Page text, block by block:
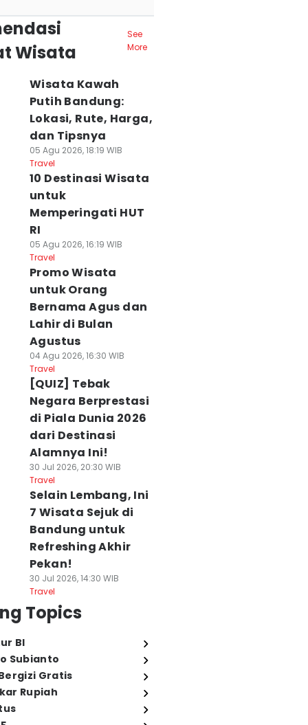
Wisata
See
More
Wisata Kawah
Putih Bandung:
Lokasi, Rute, Harga,
dan Tipsnya
05 Agu 2026, 18:19 WIB
Travel
10 Destinasi Wisata
untuk
Memperingati HUT
RI
05 Agu 2026, 16:19 WIB
Travel
Promo Wisata
untuk Orang
Bernama Agus dan
Lahir di Bulan
Agustus
04 Agu 2026, 16:30 WIB
Travel
[QUIZ] Tebak
Negara Berprestasi
di Piala Dunia 2026
dari Destinasi
Alamnya Ini!
30 Jul 2026, 20:30 WIB
Travel
Selain Lembang, Ini
7 Wisata Sejuk di
Bandung untuk
Refreshing Akhir
Pekan!
30 Jul 2026, 14:30 WIB
Travel
Topics
BI
Subianto
Gratis
Rupiah